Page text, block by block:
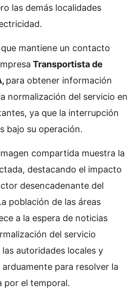
las demás localidades
mantiene un contacto
Transportista de
para obtener información
normalización del servicio en
ya que la interrupción
bajo su operación.
compartida muestra la
destacando el impacto
desencadenante del
población de las áreas
a la espera de noticias
del servicio
autoridades locales y
para resolver la
por el temporal.